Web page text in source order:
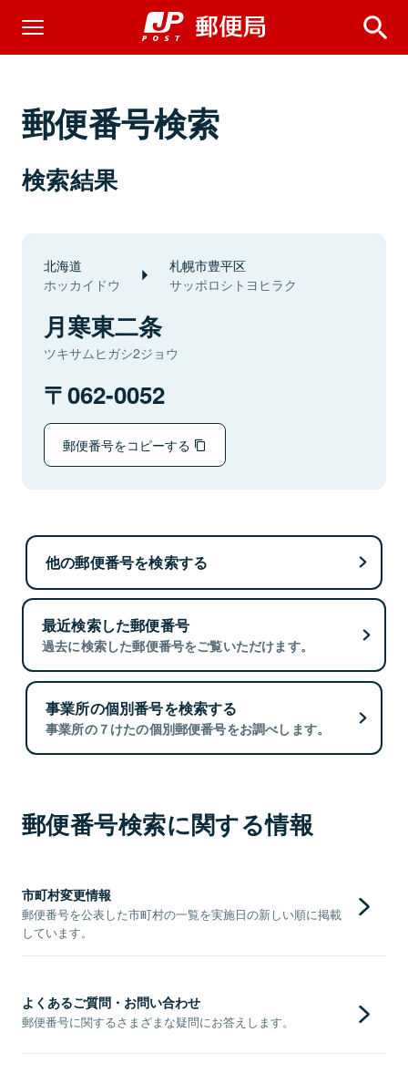
郵便番号検索
検索結果
北海道
ホッカイドウ
札幌市豊平区
サッポロシトヨヒラク
月寒東二条
ツキサムヒガシ2ジョウ
062-0052
郵便番号をコピーする
他の郵便番号を検索する
最近検索した郵便番号
過去に検索した郵便番号をご覧いただけます。
事業所の個別番号を検索する
事業所の７けたの個別郵便番号をお調べします。
郵便番号検索に関する情報
市町村変更情報
郵便番号を公表した市町村の一覧を実施日の新しい順に掲載
しています。
よくあるご質問・お問い合わせ
郵便番号に関するさまざまな疑問にお答えします。